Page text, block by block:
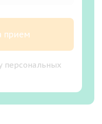
прием
персональных